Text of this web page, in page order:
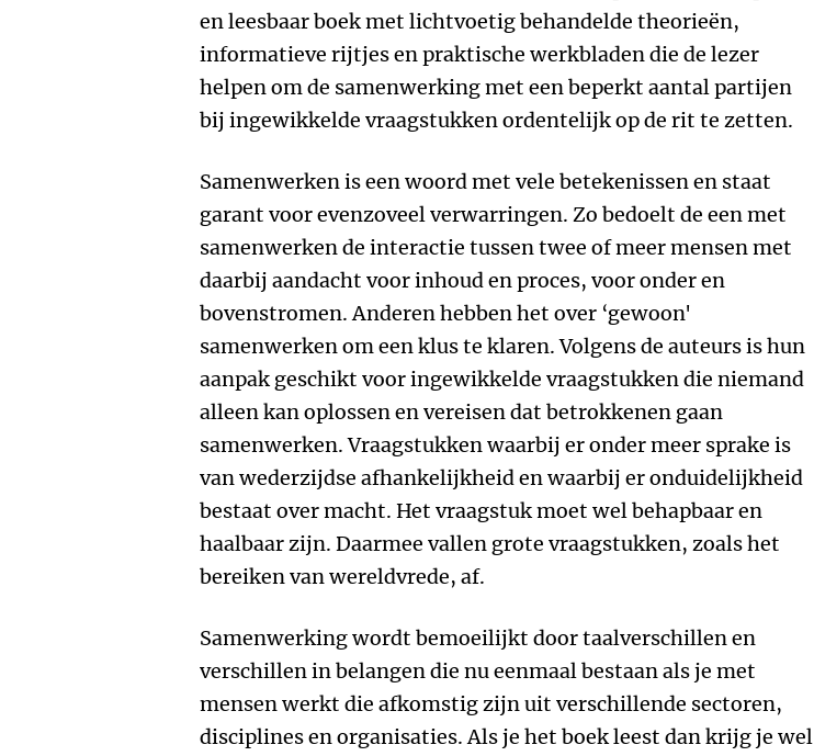
en leesbaar boek met lichtvoetig behandelde theorieën,
informatieve rijtjes en praktische werkbladen die de lezer
helpen om de samenwerking met een beperkt aantal partijen
bij ingewikkelde vraagstukken ordentelijk op de rit te zetten.
Samenwerken is een woord met vele betekenissen en staat
garant voor evenzoveel verwarringen. Zo bedoelt de een met
samenwerken de interactie tussen twee of meer mensen met
daarbij aandacht voor inhoud en proces, voor onder en
bovenstromen. Anderen hebben het over ‘gewoon'
samenwerken om een klus te klaren. Volgens de auteurs is hun
aanpak geschikt voor ingewikkelde vraagstukken die niemand
alleen kan oplossen en vereisen dat betrokkenen gaan
samenwerken. Vraagstukken waarbij er onder meer sprake is
van wederzijdse afhankelijkheid en waarbij er onduidelijkheid
bestaat over macht. Het vraagstuk moet wel behapbaar en
haalbaar zijn. Daarmee vallen grote vraagstukken, zoals het
bereiken van wereldvrede, af.
Samenwerking wordt bemoeilijkt door taalverschillen en
verschillen in belangen die nu eenmaal bestaan als je met
mensen werkt die afkomstig zijn uit verschillende sectoren,
disciplines en organisaties. Als je het boek leest dan krijg je wel